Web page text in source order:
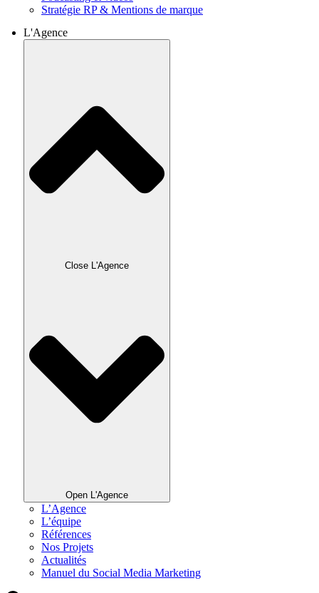
Stratégie RP & Mentions de marque
L'Agence
Close L'Agence
Open L'Agence
L’Agence
L’équipe
Références
Nos Projets
Actualités
Manuel du Social Media Marketing